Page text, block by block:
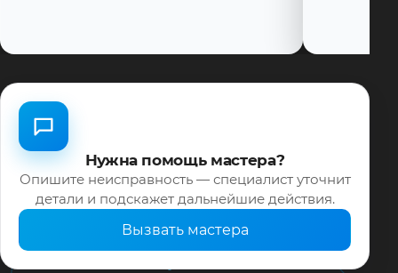
Нужна помощь мастера?
Опишите неисправность — специалист уточнит
детали и подскажет дальнейшие действия.
Вызвать мастера